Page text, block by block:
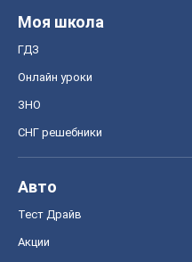
Моя школа
ГДЗ
Онлайн уроки
ЗНО
СНГ решебники
Авто
Тест Драйв
Акции